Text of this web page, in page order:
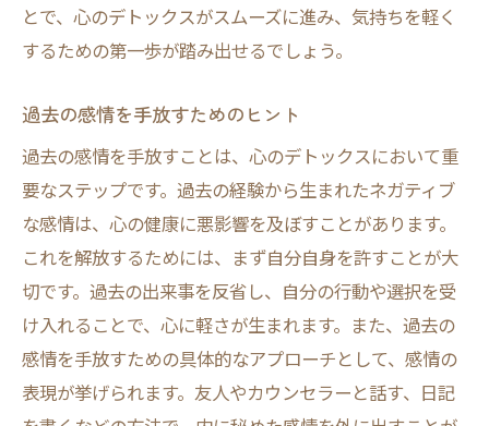
信頼関係を築くためのコミュニケーション
スキル
定期的な感情のデトックスがもたらす精神的安
感情のデトックスを定期的に行う重要性
精神的な安定感を維持するためのデトック
ススケジュール
心の健康を保つためのデトックスプラン作
成
感情の積み重ねを防ぐためのデトックス習
慣
とで、心のデトックスがスムーズに進み、気持ちを軽く
するための第一歩が踏み出せるでしょう。
過去の感情を手放すためのヒント
過去の感情を手放すことは、心のデトックスにおいて重
要なステップです。過去の経験から生まれたネガティブ
な感情は、心の健康に悪影響を及ぼすことがあります。
これを解放するためには、まず自分自身を許すことが大
切です。過去の出来事を反省し、自分の行動や選択を受
け入れることで、心に軽さが生まれます。また、過去の
感情を手放すための具体的なアプローチとして、感情の
表現が挙げられます。友人やカウンセラーと話す、日記